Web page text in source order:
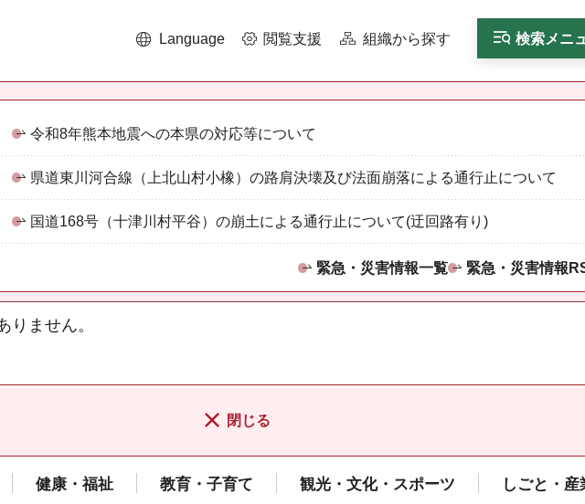
Language 閲覧支援 組織から探す 検索メニ
令和8年熊本地震への本県の対応等について
県道東川河合線（上北山村小橡）の路肩決壊及び法面崩落による通行止について
国道168号（十津川村平谷）の崩土による通行止について(迂回路有り)
緊急・災害情報一覧 緊急・災害情報
りません。
閉じる
健康・福祉 教育・子育て 観光・文化・スポーツ しごと・産